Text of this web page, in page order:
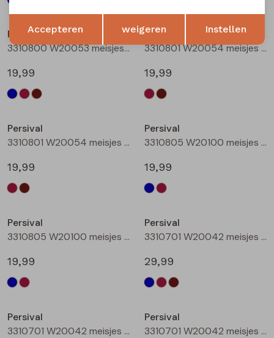
Persival
3310800 W20053 meisjes rok kort Bruin donker
19,99
Persival
3310801 W20054 meisjes rok kort Bordeaux
19,99
Persival
3310801 W20054 meisjes rok kort Bruin donker
19,99
Persival
3310805 W20100 meisjes rok kort Marine
19,99
Persival
3310805 W20100 meisjes rok kort Bordeaux
19,99
Persival
3310701 W20042 meisjes Jurk Marine
29,99
Persival
3310701 W20042 meisjes Jurk Bordeaux
Persival
3310701 W20042 meisjes Jurk Bruin donker
Terug Opslaan
Accepteren weigeren Instellen